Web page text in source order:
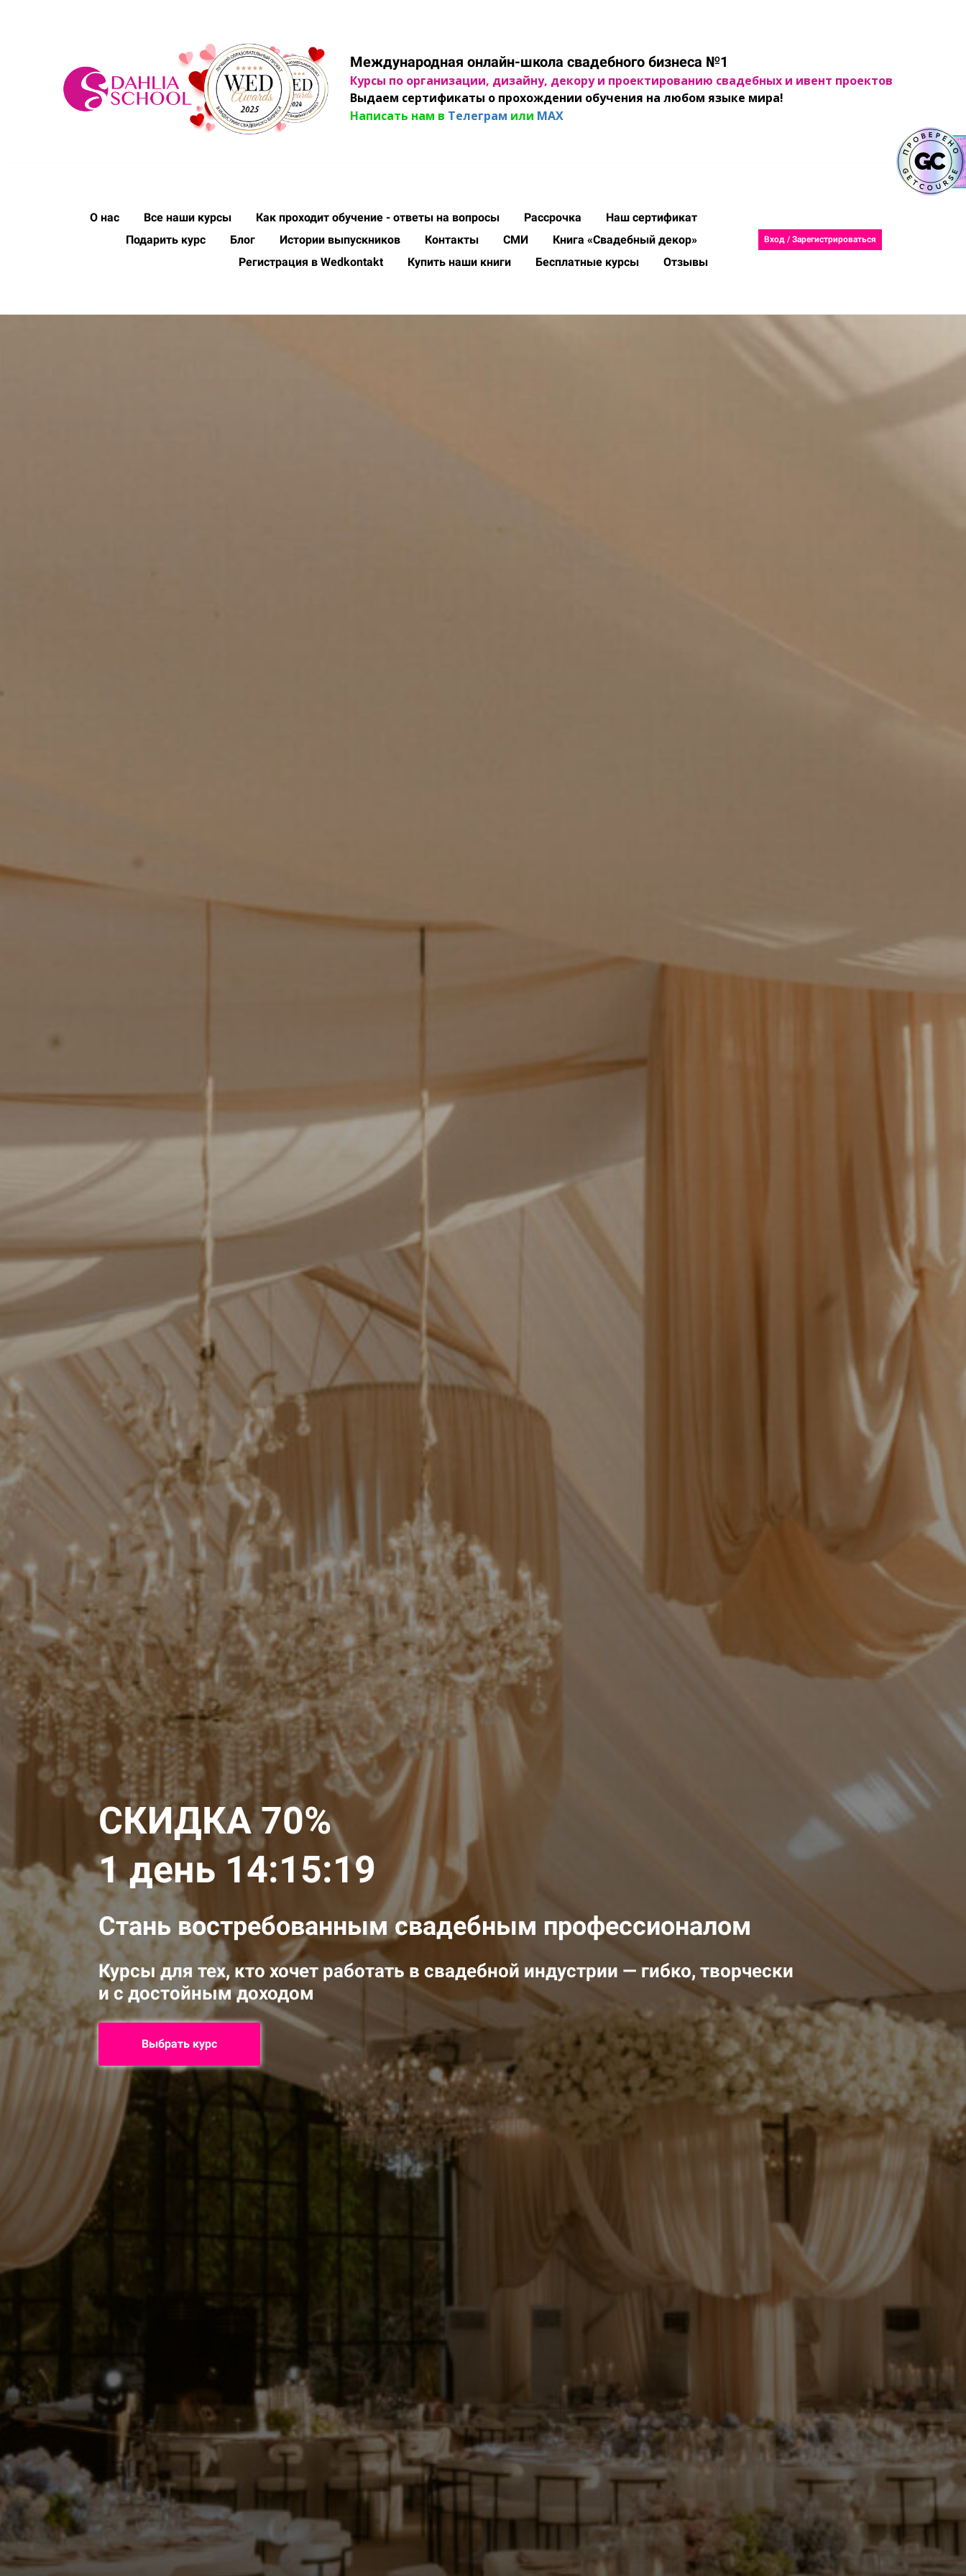
Международная онлайн-школа свадебного бизнеса №1
Курсы по организации, дизайну, декору и проектированию свадебных и ивент проектов
Выдаем сертификаты о прохождении обучения на любом языке мира!
Написать нам в Телеграм или MAX
О нас Все наши курсы Как проходит обучение - ответы на вопросы Рассрочка
Наш сертификат
Подарить курс
Блог Истории выпускников Контакты СМИ
Книга «Свадебный декор»
Регистрация в Wedkontakt
Купить наши книги Бесплатные курсы Отзывы
Вход / Зарегистрироваться
СКИДКА 70%
1 день 14:15:16
Стань востребованным свадебным профессионалом
Курсы для тех, кто хочет работать в свадебной индустрии — гибко, творчески
и с достойным доходом
Выбрать курс